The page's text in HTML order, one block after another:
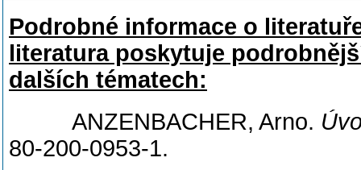
Podrobné informace o
literatura poskytuje
dalších tématech:
ANZENBACHER, Arno.
80-200-0953-1.